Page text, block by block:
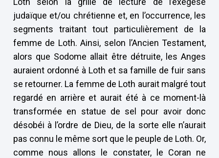
judaïque et/ou chrétienne et, en l’occurrence, les
segments traitant tout particulièrement de la
femme de Loth. Ainsi, selon l’Ancien Testament,
alors que Sodome allait être détruite, les Anges
auraient ordonné à Loth et sa famille de fuir sans
se retourner. La femme de Loth aurait malgré tout
regardé en arrière et aurait été à ce moment-là
transformée en statue de sel pour avoir donc
désobéi à l’ordre de Dieu, de la sorte elle n’aurait
pas connu le même sort que le peuple de Loth. Or,
comme nous allons le constater, le Coran ne